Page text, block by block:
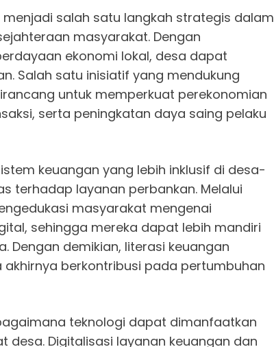
salah satu langkah strategis dalam
masyarakat. Dengan
ekonomi lokal, desa dapat
Salah satu inisiatif yang mendukung
untuk memperkuat perekonomian
serta peningkatan daya saing pelaku
keuangan yang lebih inklusif di desa-
terhadap layanan perbankan. Melalui
masyarakat mengenai
sehingga mereka dapat lebih mandiri
Dengan demikian, literasi keuangan
berkontribusi pada pertumbuhan
teknologi dapat dimanfaatkan
desa. Digitalisasi layanan keuangan dan